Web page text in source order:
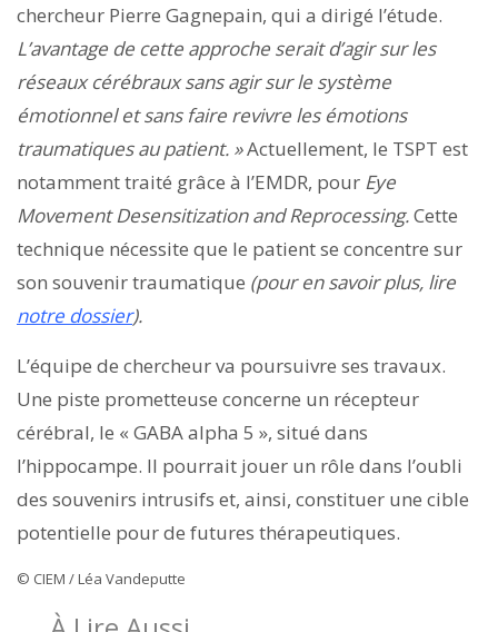
chercheur Pierre Gagnepain, qui a dirigé l’étude.
L’avantage de cette approche serait d’agir sur les
réseaux cérébraux sans agir sur le système
émotionnel et sans faire revivre les émotions
traumatiques au patient. »Actuellement, le TSPT est
notamment traité grâce à l’EMDR, pour Eye
Movement Desensitization and Reprocessing.Cette
technique nécessite que le patient se concentre sur
son souvenir traumatique (pour en savoir plus, lire
notre dossier).
L’équipe de chercheur va poursuivre ses travaux.
Une piste prometteuse concerne un récepteur
cérébral, le « GABA alpha 5 », situé dans
l’hippocampe. Il pourrait jouer un rôle dans l’oubli
des souvenirs intrusifs et, ainsi, constituer une cible
potentielle pour de futures thérapeutiques.
© CIEM / Léa Vandeputte